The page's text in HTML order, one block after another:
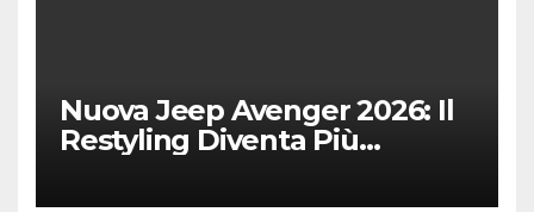
Nuova Jeep Avenger 2026: Il
Restyling Diventa Più
Fedele al DNA Off-Road